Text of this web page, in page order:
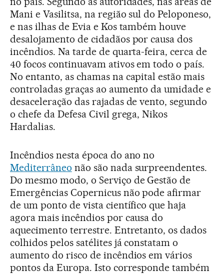
Mani e Vasilitsa, na região sul do Peloponeso,
e nas ilhas de Evia e Kos também houve
desalojamento de cidadãos por causa dos
incêndios. Na tarde de quarta-feira, cerca de
40 focos continuavam ativos em todo o país.
No entanto, as chamas na capital estão mais
controladas graças ao aumento da umidade e
desaceleração das rajadas de vento, segundo
o chefe da Defesa Civil grega, Nikos
Hardalias.
Incêndios nesta época do ano no
Mediterrâneo não são nada surpreendentes.
Do mesmo modo, o Serviço de Gestão de
Emergências Copernicus não pode afirmar
de um ponto de vista científico que haja
agora mais incêndios por causa do
aquecimento terrestre. Entretanto, os dados
colhidos pelos satélites já constatam o
aumento do risco de incêndios em vários
pontos da Europa. Isto corresponde também